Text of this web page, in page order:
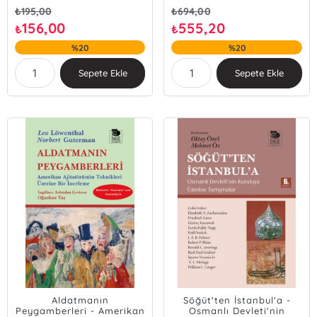
₺195,00
₺156,00
%20
Sepete Ekle
₺694,00
₺555,20
%20
Sepete Ekle
Aldatmanın
Peygamberleri - Amerikan
Söğüt'ten İstanbul'a -
Osmanlı Devleti'nin